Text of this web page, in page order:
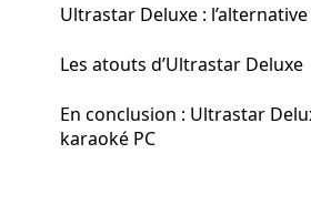
Ultrastar Deluxe :
Les atouts d’Ultrastar Deluxe
En conclusion : Ultrastar
karaoké PC